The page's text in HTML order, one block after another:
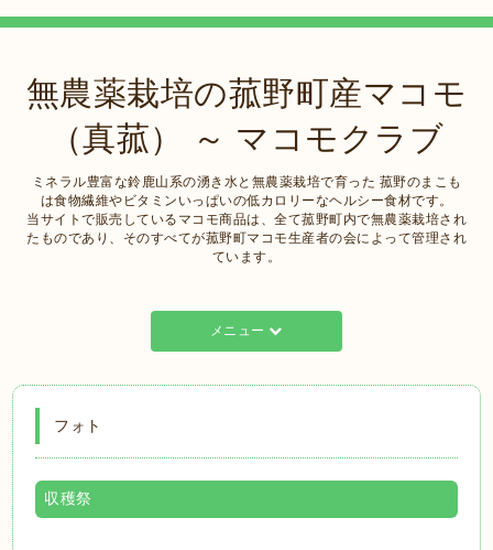
無農薬栽培の菰野町産マコモ
（真菰） ～ マコモクラブ
ミネラル豊富な鈴鹿山系の湧き水と無農薬栽培で育った 菰野のまこも
は食物繊維やビタミンいっぱいの低カロリーなヘルシー食材です。
当サイトで販売しているマコモ商品は、全て菰野町内で無農薬栽培され
たものであり、そのすべてが菰野町マコモ生産者の会によって管理され
ています。
メニュー
フォト
収穫祭